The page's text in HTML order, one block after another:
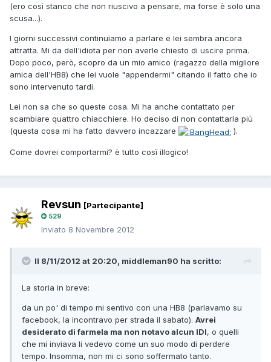
(ero così stanco che non riuscivo a pensare, ma forse è solo una
scusa...).
I giorni successivi continuiamo a parlare e lei sembra ancora
attratta. Mi da dell'idiota per non averle chiesto di uscire prima.
Dopo poco, però, scopro da un mio amico (ragazzo della migliore
amica dell'HB8) che lei vuole "appendermi" citando il fatto che io
sono intervenuto tardi.
Lei non sa che so queste cosa. Mi ha anche contattato per
scambiare quattro chiacchiere. Ho deciso di non contattarla più
(questa cosa mi ha fatto davvero incazzare
).
Come dovrei comportarmi? è tutto così illogico!
Revsun [Partecipante]
529
Inviato 8 Novembre 2012
Il 8/11/2012 at 20:20, middleman90 ha scritto:
La storia in breve:
da un po' di tempo mi sentivo con una HB8 (parlavamo su
facebook, la incontravo per strada il sabato). Avrei
desiderato di farmela ma non notavo alcun IDI, o quelli
che mi inviava li vedevo come un suo modo di perdere
tempo. Insomma, non mi ci sono soffermato tanto.